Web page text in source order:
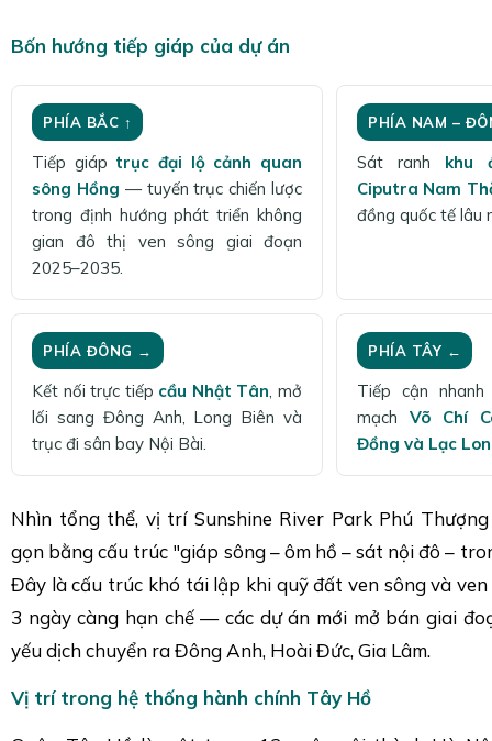
Bốn hướng tiếp giáp của dự án
PHÍA BẮC ↑
Tiếp giáp trục đại lộ cảnh quan
sông Hồng — tuyến trục chiến lược
trong định hướng phát triển không
gian đô thị ven sông giai đoạn
2025–2035.
PHÍA NAM –
Sát ranh khu
Ciputra Nam
đồng quốc tế lâu
PHÍA ĐÔNG →
Kết nối trực tiếp cầu Nhật Tân , mở
lối sang Đông Anh, Long Biên và
trục đi sân bay Nội Bài.
PHÍA TÂY ←
Tiếp cận
mạch Võ Chí
Đồng và Lạc
Nhìn tổng thể, vị trí Sunshine River Park Phú
gọn bằng cấu trúc "giáp sông – ôm hồ – sát nội đô –
Đây là cấu trúc khó tái lập khi quỹ đất ven sông và
3 ngày càng hạn chế — các dự án mới mở bán giai
yếu dịch chuyển ra Đông Anh, Hoài Đức, Gia Lâm.
Vị trí trong hệ thống hành chính Tây Hồ